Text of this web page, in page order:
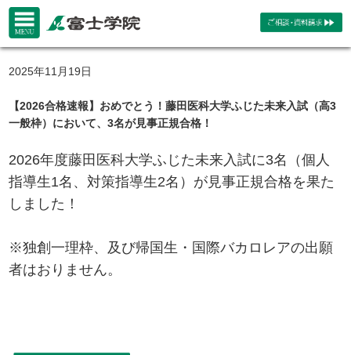
2025年11月19日
【2026合格速報】おめでとう！藤田医科大学ふじた未来入試（高3
一般枠）において、3名が見事正規合格！
2026年度藤田医科大学ふじた未来入試に3名（個人
指導生1名、対策指導生2名）が見事正規合格を果た
しました！
※独創一理枠、及び帰国生・国際バカロレアの出願
者はおりません。